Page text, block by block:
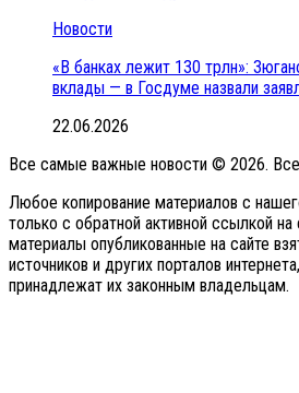
Новости
«В банках лежит 130 трлн»:
вклады — в Госдуме назвали
22.06.2026
Все самые важные новости © 2026.
Любое копирование материалов с
только с обратной активной ссылкой на
материалы опубликованные на сайте
источников и других порталов
принадлежат их законным владельцам.